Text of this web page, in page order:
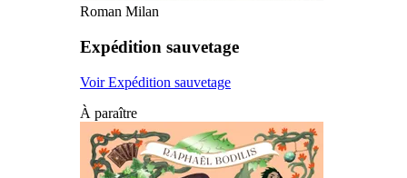
Roman Milan
Expédition sauvetage
Voir Expédition sauvetage
À paraître